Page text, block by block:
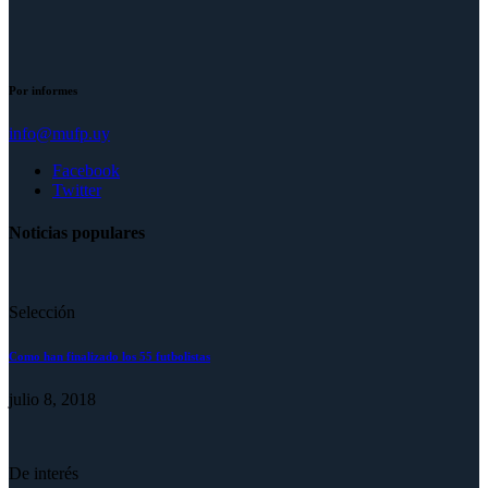
Por informes
info@mufp.uy
Facebook
Twitter
Noticias populares
Selección
Como han finalizado los 55 futbolistas
julio 8, 2018
De interés